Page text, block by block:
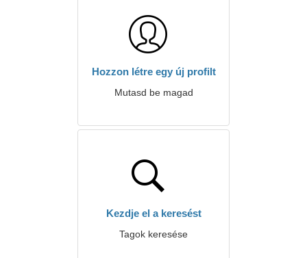
Hozzon létre egy új profilt
Mutasd be magad
Kezdje el a keresést
Tagok keresése